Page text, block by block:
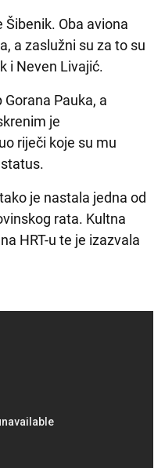
Oba aviona
a zaslužni su za to su
i Neven Livajić.
Pauka, a
je
riječi koje su mu
je nastala jedna od
rata. Kultna
HRT-u te je izazvala